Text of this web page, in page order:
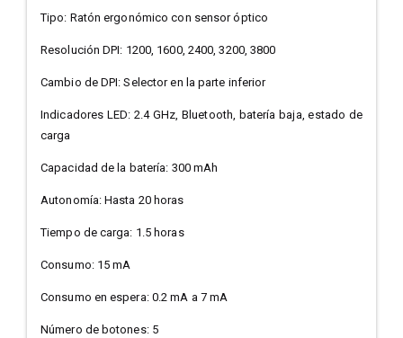
Tipo: Ratón ergonómico con sensor óptico
Resolución DPI: 1200, 1600, 2400, 3200, 3800
Cambio de DPI: Selector en la parte inferior
Indicadores LED: 2.4 GHz, Bluetooth, batería baja, estado de
carga
Capacidad de la batería: 300 mAh
Autonomía: Hasta 20 horas
Tiempo de carga: 1.5 horas
Consumo: 15 mA
Consumo en espera: 0.2 mA a 7 mA
Número de botones: 5